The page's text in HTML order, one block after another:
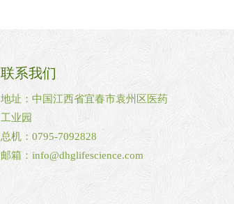
联系我们
地址：中国江西省宜春市袁州区医药
工业园
总机：0795-7092828
邮箱： info@dhglifescience.com